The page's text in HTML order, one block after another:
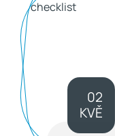
02
KVĚ